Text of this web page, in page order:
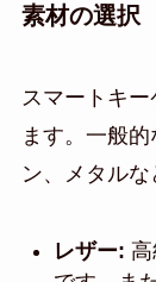
素材の選択
スマートキ
ます。一般
ン、メタルな
レザー: